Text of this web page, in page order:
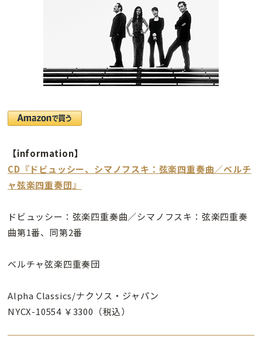
【information】
CD『ドビュッシー、シマノフスキ：弦楽四重奏曲／ベルチ
ャ弦楽四重奏団』
ドビュッシー：弦楽四重奏曲／シマノフスキ：弦楽四重奏
曲第1番、同第2番
ベルチャ弦楽四重奏団
Alpha Classics/ナクソス・ジャパン
NYCX-10554 ￥3300（税込）